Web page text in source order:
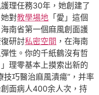
理任務30年，她創建了
對教學場地 「愛」這個
南省第一個麻風創面護
研討私密空間 ，在海南
性。你的千紙鶴沒有哲
理零基本上摸索出新的
技巧醫治麻風潰瘍”，并率
面病人400余人次，持